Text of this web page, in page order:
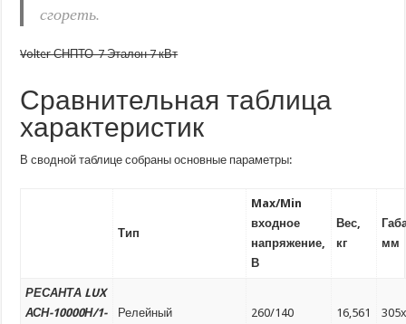
сгореть.
Volter СНПТО-7 Эталон 7 кВт
Сравнительная таблица
характеристик
В сводной таблице собраны основные параметры:
Тип
Max/Min
входное
напряжение,
В
Вес,
кг
мм
РЕСАНТА LUX
АСН-10000Н/1-
Релейный 260/140 16,561